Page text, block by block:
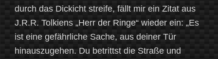
durch das Dickicht streife, fällt mir ein Zitat aus
J.R.R. Tolkiens „Herr der Ringe“ wieder ein: „Es
ist eine gefährliche Sache, aus deiner Tür
hinauszugehen. Du betrittst die Straße und